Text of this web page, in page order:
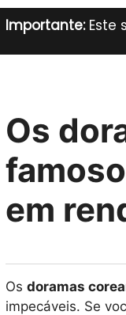
Os
em
Os doramas
impecáveis. Se
Importante:Este